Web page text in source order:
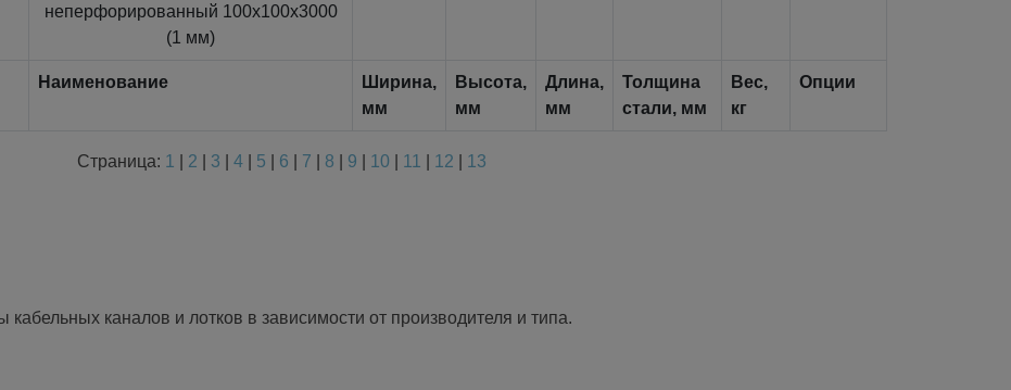
неперфорированный 100x100x3000
(1 мм)
Наименование
Ширина,
мм
Высота,
мм
Длина,
мм
Толщина
стали, мм
Вес,
кг
Опции
Страница: 1 2 3 4| 5 6 7 8 9 10 11 12 13
каналов и лотков в зависимости от производителя и типа.